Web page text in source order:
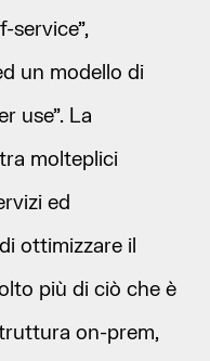
service”,
un modello di
use”. La
molteplici
ed
ottimizzare il
più di ciò che è
on-prem,